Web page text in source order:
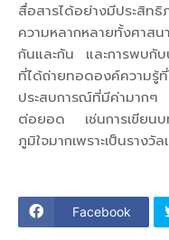
สื่อสารได้อย่างมีประสิท
ความหลากหลายทั้งศาส
กันและกัน และการพบกับ
ที่ได้ถ่ายทอดองค์คว
ประสบการณ์ที่มีค่ามากๆ
ต่อยอด เช่นการเขียนบท
ภูมิใจมากเพราะเป็นรางวั
Facebook